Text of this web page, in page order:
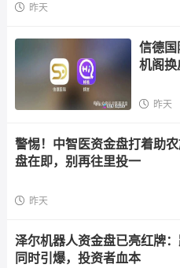
昨天
信德
机阁换
昨天
警惕！中智医资金盘打着助
盘在即，别再往里投一
昨天
泽尔机器人资金盘已亮红牌
同时引爆，投资者血本